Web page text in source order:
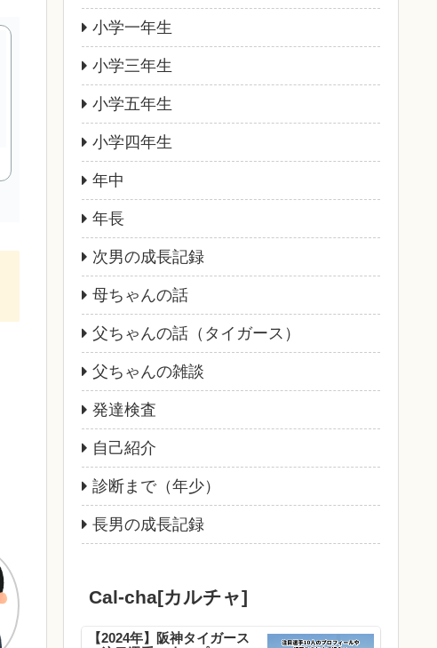
小学一年生
小学三年生
小学五年生
小学四年生
年中
年長
次男の成長記録
母ちゃんの話
父ちゃんの話（タイガース）
父ちゃんの雑談
発達検査
自己紹介
診断まで（年少）
長男の成長記録
Cal-cha[カルチャ]
【2024年】阪神タイガース